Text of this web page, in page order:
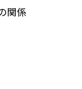
関係